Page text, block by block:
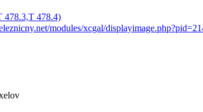
478.3,T 478.4)
modules/xcgal/